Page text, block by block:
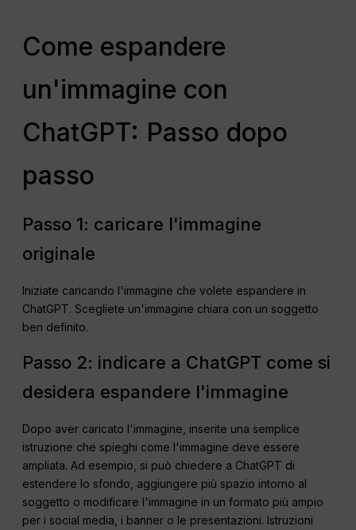
Come espandere
un'immagine con
ChatGPT: Passo dopo
passo
Passo 1: caricare l'immagine
originale
Iniziate caricando l'immagine che volete espandere in
ChatGPT. Scegliete un'immagine chiara con un soggetto
ben definito.
Passo 2: indicare a ChatGPT come si
desidera espandere l'immagine
Dopo aver caricato l'immagine, inserite una semplice
istruzione che spieghi come l'immagine deve essere
ampliata. Ad esempio, si può chiedere a ChatGPT di
estendere lo sfondo, aggiungere più spazio intorno al
soggetto o modificare l'immagine in un formato più ampio
per i social media, i banner o le presentazioni. Istruzioni